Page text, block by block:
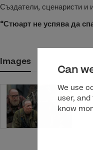
Can
We use
user,
know
Създатели, сценаристи и
“Стюарт не успява да
Images